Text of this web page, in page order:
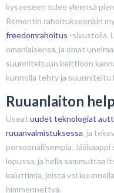
kyseeseen tulee yleensä
Remontin rahoitukseenkin
freedomrahoitus -sivustolla.
omanlaisensa, ja omat
suunniteltuun keittiöön
kunnolla tehty ja suunniteltu
Ruuanlaiton
Useat uudet teknologiat
ruuanvalmistuksessa, ja
persoonallisempia.
lopussa, ja hella sammuttaa
kaiuttimia, joista voi
himmennettyä.